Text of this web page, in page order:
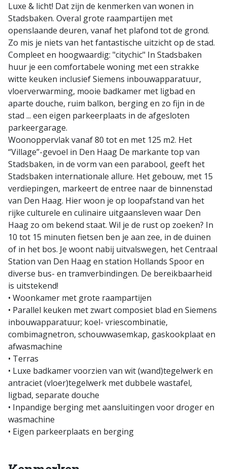
Luxe & licht! Dat zijn de kenmerken van wonen in
Stadsbaken. Overal grote raampartijen met
openslaande deuren, vanaf het plafond tot de grond.
Zo mis je niets van het fantastische uitzicht op de stad.
Compleet en hoogwaardig: "citychic" In Stadsbaken
huur je een comfortabele woning met een strakke
witte keuken inclusief Siemens inbouwapparatuur,
vloerverwarming, mooie badkamer met ligbad en
aparte douche, ruim balkon, berging en zo fijn in de
stad ... een eigen parkeerplaats in de afgesloten
parkeergarage.
Woonoppervlak vanaf 80 tot en met 125 m2. Het
“Village”-gevoel in Den Haag De markante top van
Stadsbaken, in de vorm van een parabool, geeft het
Stadsbaken internationale allure. Het gebouw, met 15
verdiepingen, markeert de entree naar de binnenstad
van Den Haag. Hier woon je op loopafstand van het
rijke culturele en culinaire uitgaansleven waar Den
Haag zo om bekend staat. Wil je de rust op zoeken? In
10 tot 15 minuten fietsen ben je aan zee, in de duinen
of in het bos. Je woont nabij uitvalswegen, het Centraal
Station van Den Haag en station Hollands Spoor en
diverse bus- en tramverbindingen. De bereikbaarheid
is uitstekend!
• Woonkamer met grote raampartijen
• Parallel keuken met zwart composiet blad en Siemens
inbouwapparatuur; koel- vriescombinatie,
combimagnetron, schouwwasemkap, gaskookplaat en
afwasmachine
• Terras
• Luxe badkamer voorzien van wit (wand)tegelwerk en
antraciet (vloer)tegelwerk met dubbele wastafel,
ligbad, separate douche
• Inpandige berging met aansluitingen voor droger en
wasmachine
• Eigen parkeerplaats en berging